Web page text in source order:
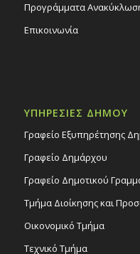
Προγράμματα
Επικοινωνία
ΥΠΗΡΕΣΙΕΣ ΔΗΜΟΥ
Γραφείο Εξυπηρέτησης
Γραφείο Δημάρχου
Γραφείο Δημοτικού
Τμήμα Διοίκησης και
Οικονομικό Τμήμα
Τεχνικό Τμήμα